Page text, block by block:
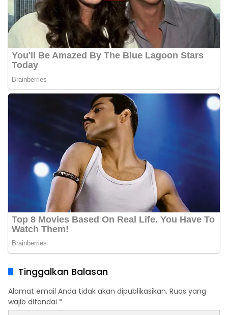
Tinggalkan Balasan
Alamat email Anda tidak akan dipublikasikan. Ruas yang
wajib ditandai *